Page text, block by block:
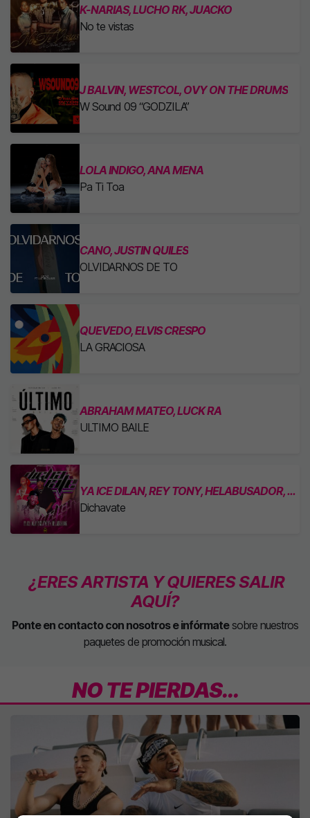
K-NARIAS, LUCHO RK, JUACKO
No te vistas
J BALVIN, WESTCOL, OVY ON THE DRUMS
W Sound 09 “GODZILA”
LOLA INDIGO, ANA MENA
Pa Ti Toa
CANO, JUSTIN QUILES
OLVIDARNOS DE TO
QUEVEDO, ELVIS CRESPO
LA GRACIOSA
ABRAHAM MATEO, LUCK RA
ULTIMO BAILE
YA ICE DILAN, REY TONY, HELABUSADOR, JIPMUSIC GLOBAL & DJ HONDA
Dichavate
¿ERES ARTISTA Y QUIERES SALIR
AQUÍ?
Ponte en contacto con nosotros e infórmatesobre nuestros
paquetes de promoción musical.
NO TE PIERDAS...